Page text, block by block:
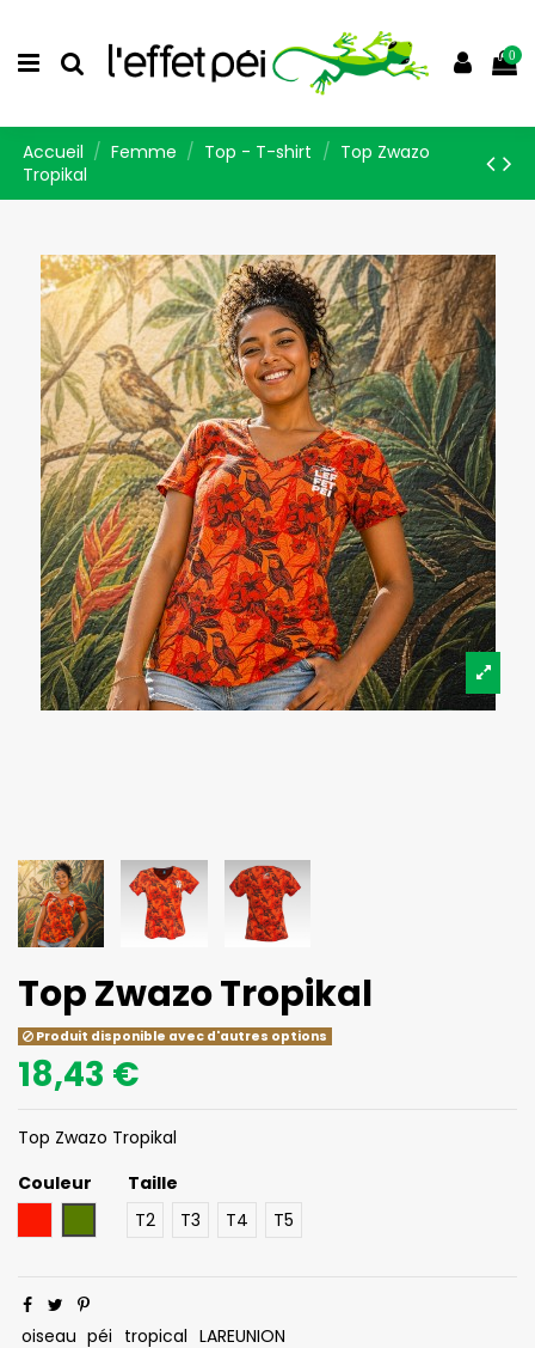
0
Accueil Femme Top - T-shirt
Top Zwazo
Tropikal
Top Zwazo Tropikal
Produit disponible avec d'autres options
18,43 €
Top Zwazo Tropikal
Couleur
Taille
T2
T3 T4 T5
oiseau péi tropical LAREUNION